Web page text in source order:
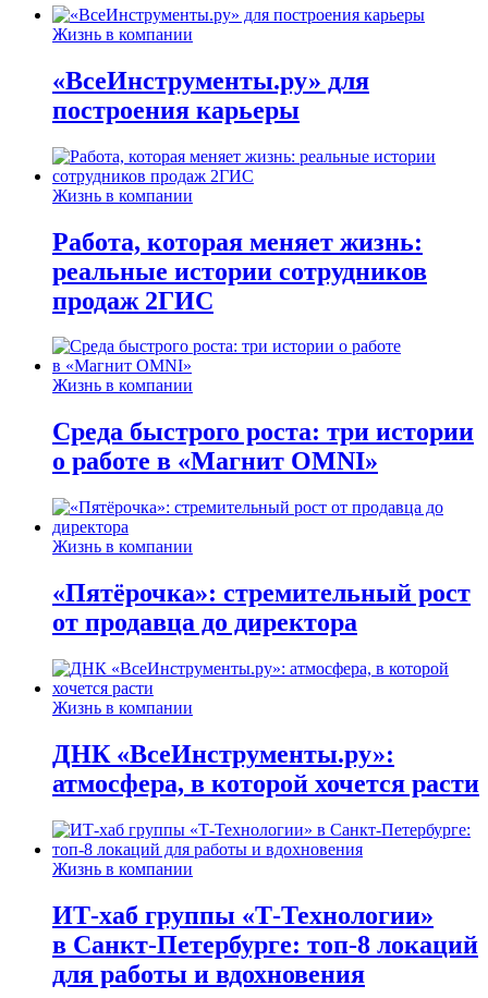
Жизнь в компании
«ВсеИнструменты.ру» для
построения карьеры
Жизнь в компании
Работа, которая меняет жизнь:
реальные истории сотрудников
продаж 2ГИС
Жизнь в компании
Среда быстрого роста: три истории
о работе в «Магнит OMNI»
Жизнь в компании
«Пятёрочка»: стремительный рост
от продавца до директора
Жизнь в компании
ДНК «ВсеИнструменты.ру»:
атмосфера, в которой хочется расти
Жизнь в компании
ИТ-хаб группы «Т-Технологии»
в Санкт-Петербурге: топ-8 локаций
для работы и вдохновения